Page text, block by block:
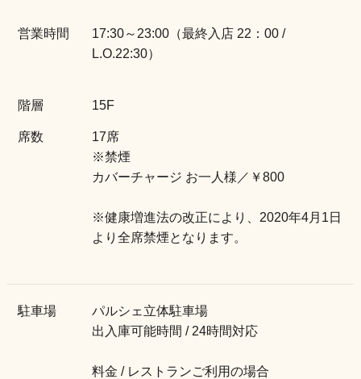
営業時間
17:30～23:00（最終入店 22：00 /
L.O.22:30）
階層 15F
席数
17席
※禁煙
カバーチャージ お一人様／￥800
※健康増進法の改正により、2020年4月1日
より全席禁煙となります。
駐車場
パルシェ立体駐車場
出入庫可能時間 / 24時間対応
料金 / レストランご利用の場合